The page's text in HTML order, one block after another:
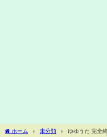
ホーム 未分類 ゆゆうた 完全